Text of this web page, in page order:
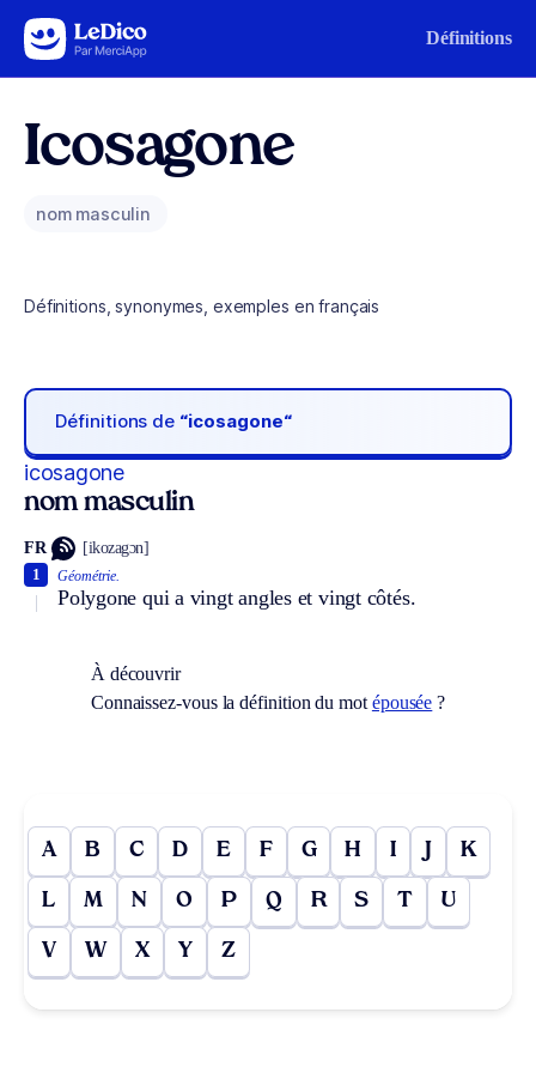
Aller au contenu Définitions
Icosagone
nom masculin
Définitions, synonymes, exemples en français
Définitions de “icosagone“
icosagone
nom masculin
FR [ikozagɔn]
Géométrie.
Polygone qui a vingt angles et vingt côtés.
1
À découvrir
Connaissez-vous la définition du mot épousée ?
A B C D E F G H I J K
L M N O P Q R S T U
V W X Y Z